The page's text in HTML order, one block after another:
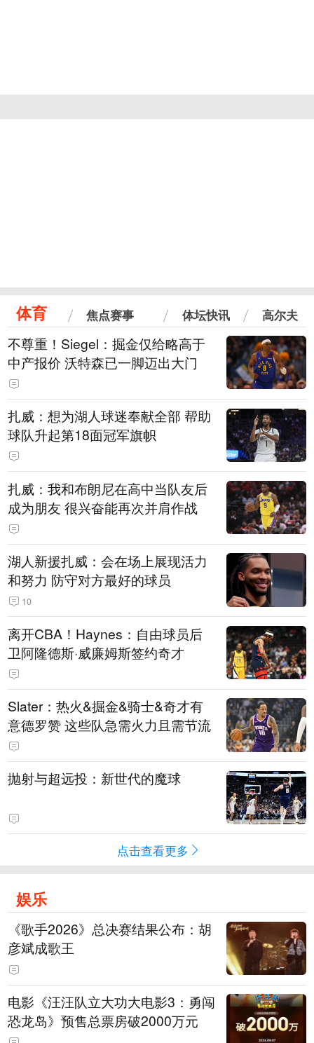
体育 焦点赛事 体坛快讯 高尔夫
不尊重！Siegel：掘金仅给略高于
中产报价 沃特森已一脚迈出大门
扎威：想为湖人球迷奉献全部 帮助
球队升起第18面冠军旗帜
扎威：我和布朗尼在高中当队友后
成为朋友 很兴奋能再次并肩作战
湖人新援扎威：会在场上展现活力
和努力 防守对方最好的球员
10
离开CBA！Haynes：自由球员后
卫阿隆德斯·威廉姆斯签约奇才
Slater：热火&掘金&骑士&奇才有
意德罗赞 这些队急需火力且需节流
抛射与超远投：新世代的魔球
点击查看更多
娱乐
《歌手2026》总决赛结果公布：胡
彦斌成歌王
电影《汪汪队立大功大电影3：勇闯
恐龙岛》预售总票房破2000万元